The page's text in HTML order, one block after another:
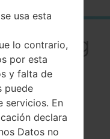
usa esta
lo contrario,
por esta
y falta de
puede
servicios. En
declara
Datos no